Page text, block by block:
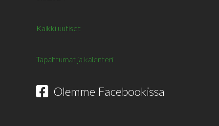
Kaikki uutiset
Tapahtumat ja kalenteri
Olemme Facebookissa